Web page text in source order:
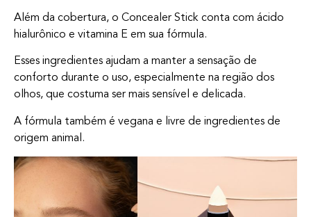
Além da cobertura, o Concealer Stick conta com ácido
hialurônico e vitamina E em sua fórmula.
Esses ingredientes ajudam a manter a sensação de
conforto durante o uso, especialmente na região dos
olhos, que costuma ser mais sensível e delicada.
A fórmula também é vegana e livre de ingredientes de
origem animal.